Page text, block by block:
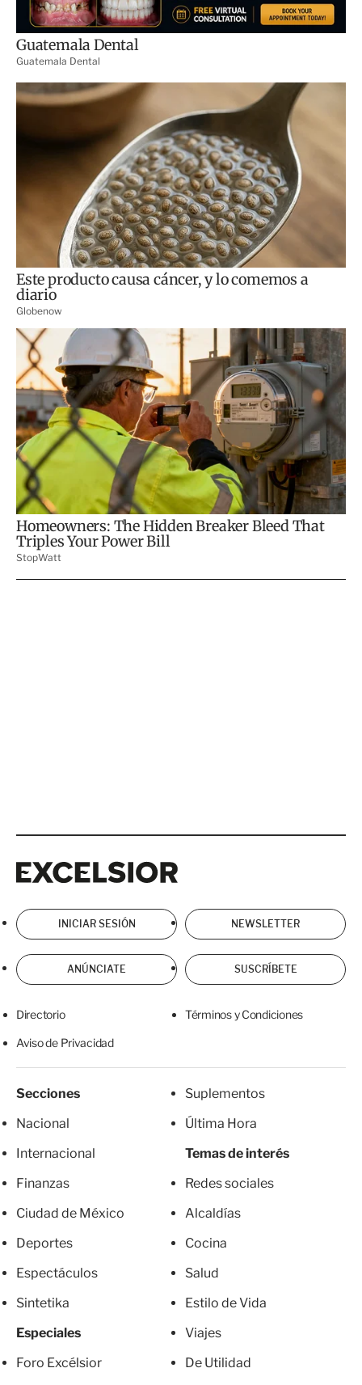
INICIAR SESIÓN NEWSLETTER
ANÚNCIATE SUSCRÍBETE
Directorio Términos y Condiciones
Aviso de Privacidad
Secciones
Nacional
Internacional
Finanzas
Ciudad de México
Deportes
Espectáculos
Sintetika
Especiales
Foro Excélsior
Suplementos
Última Hora
Temas de interés
Redes sociales
Alcaldías
Cocina
Salud
Estilo de Vida
Viajes
De Utilidad